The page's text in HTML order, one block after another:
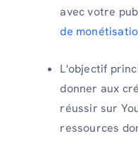
avec votre
de
L'objectif
donner aux
réussir sur
ressources